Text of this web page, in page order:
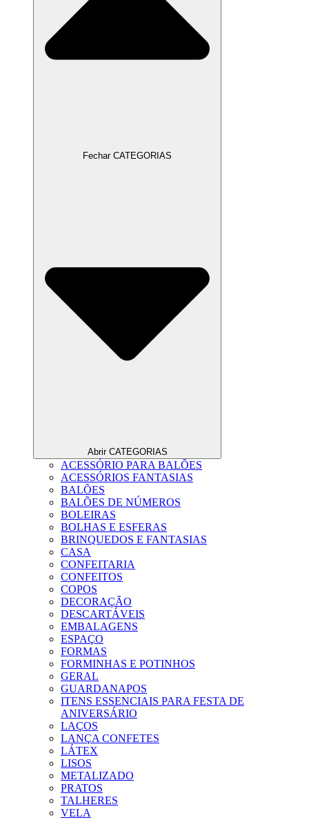
Fechar CATEGORIAS
Abrir CATEGORIAS
ACESSÓRIO PARA BALÕES
ACESSÓRIOS FANTASIAS
BALÕES
BALÕES DE NÚMEROS
BOLEIRAS
BOLHAS E ESFERAS
BRINQUEDOS E FANTASIAS
CASA
CONFEITARIA
CONFEITOS
COPOS
DECORAÇÃO
DESCARTÁVEIS
EMBALAGENS
ESPAÇO
FORMAS
FORMINHAS E POTINHOS
GERAL
GUARDANAPOS
ITENS ESSENCIAIS PARA FESTA DE
ANIVERSÁRIO
LAÇOS
LANÇA CONFETES
LÁTEX
LISOS
METALIZADO
PRATOS
TALHERES
VELA